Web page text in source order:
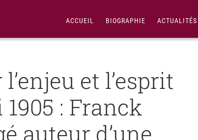
ACCUEIL BIOGRAPHIE ACTUALITÉS
et l’esprit
: Franck
auteur d’une